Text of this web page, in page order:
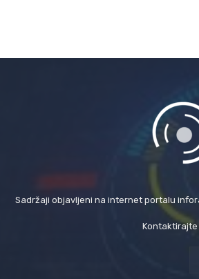
Sadržaji objavljeni na internet portalu